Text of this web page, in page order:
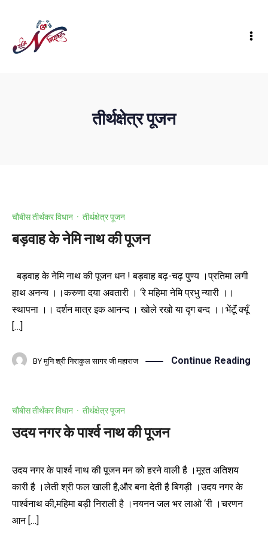
तीर्थक्षेत्र पूजन
चौबीस तीर्थंकर विधान · तीर्थक्षेत्र पूजन
बड़वाह के नेमि नाथ की पूजन
बड़वाह के नेमि नाथ की पूजन धन ! बड़वाह बढ़-चढ़ पुण्य ।प्रतिमा लगी
हाथ अनन्य ।।करुणा दया अवतारी । ‘रे महिमा नेमि प्रभु न्यारी ।।
स्थापना ।। दर्शन मात्र इक आनन्द । खोले रखो या दृग बन्द ।।भेंटूॅं क्यूँ
[…]
BY मुनि श्री निराकुल सागर जी महाराज Continue Reading
चौबीस तीर्थंकर विधान · तीर्थक्षेत्र पूजन
उदय नगर के पार्श्व नाथ की पूजन
उदय नगर के पार्श्व नाथ की पूजन मन को हरने वाली है ।मूरत अतिशय
कारी है ।लेती श्री फल खाली है,और बना देती है बिगड़ी ।उदय नगर के
पार्श्वनाथ की,महिमा बड़ी निराली है ।नयनन जल भर लाओ ‘री ।चरणन
आन […]